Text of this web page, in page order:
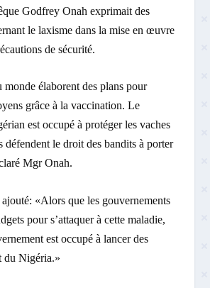
Godfrey Onah exprimait des
le laxisme dans la mise en œuvre
de sécurité.
monde élaborent des plans pour
grâce à la vaccination. Le
est occupé à protéger les vaches
défendent le droit des bandits à porter
Mgr Onah.
ajouté: «Alors que les gouvernements
pour s’attaquer à cette maladie,
est occupé à lancer des
du Nigéria.»